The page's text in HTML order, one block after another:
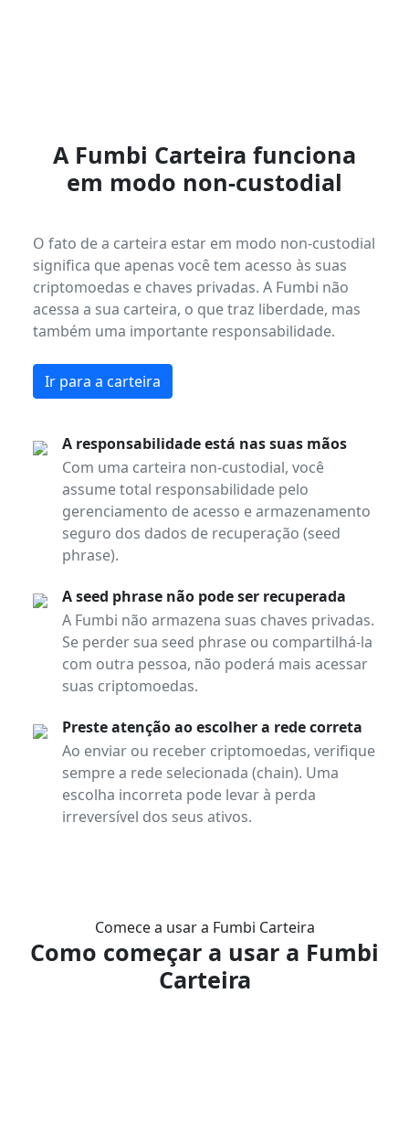
A Fumbi Carteira funciona
em modo non-custodial
O fato de a carteira estar em modo non-custodial
significa que apenas você tem acesso às suas
criptomoedas e chaves privadas. A Fumbi não
acessa a sua carteira, o que traz liberdade, mas
também uma importante responsabilidade.
Ir para a carteira
A responsabilidade está nas suas mãos
Com uma carteira non-custodial, você
assume total responsabilidade pelo
gerenciamento de acesso e armazenamento
seguro dos dados de recuperação (seed
phrase).
A seed phrase não pode ser recuperada
A Fumbi não armazena suas chaves privadas.
Se perder sua seed phrase ou compartilhá-la
com outra pessoa, não poderá mais acessar
suas criptomoedas.
Preste atenção ao escolher a rede correta
Ao enviar ou receber criptomoedas, verifique
sempre a rede selecionada (chain). Uma
escolha incorreta pode levar à perda
irreversível dos seus ativos.
Comece a usar a Fumbi Carteira
Como começar a usar a Fumbi
Carteira